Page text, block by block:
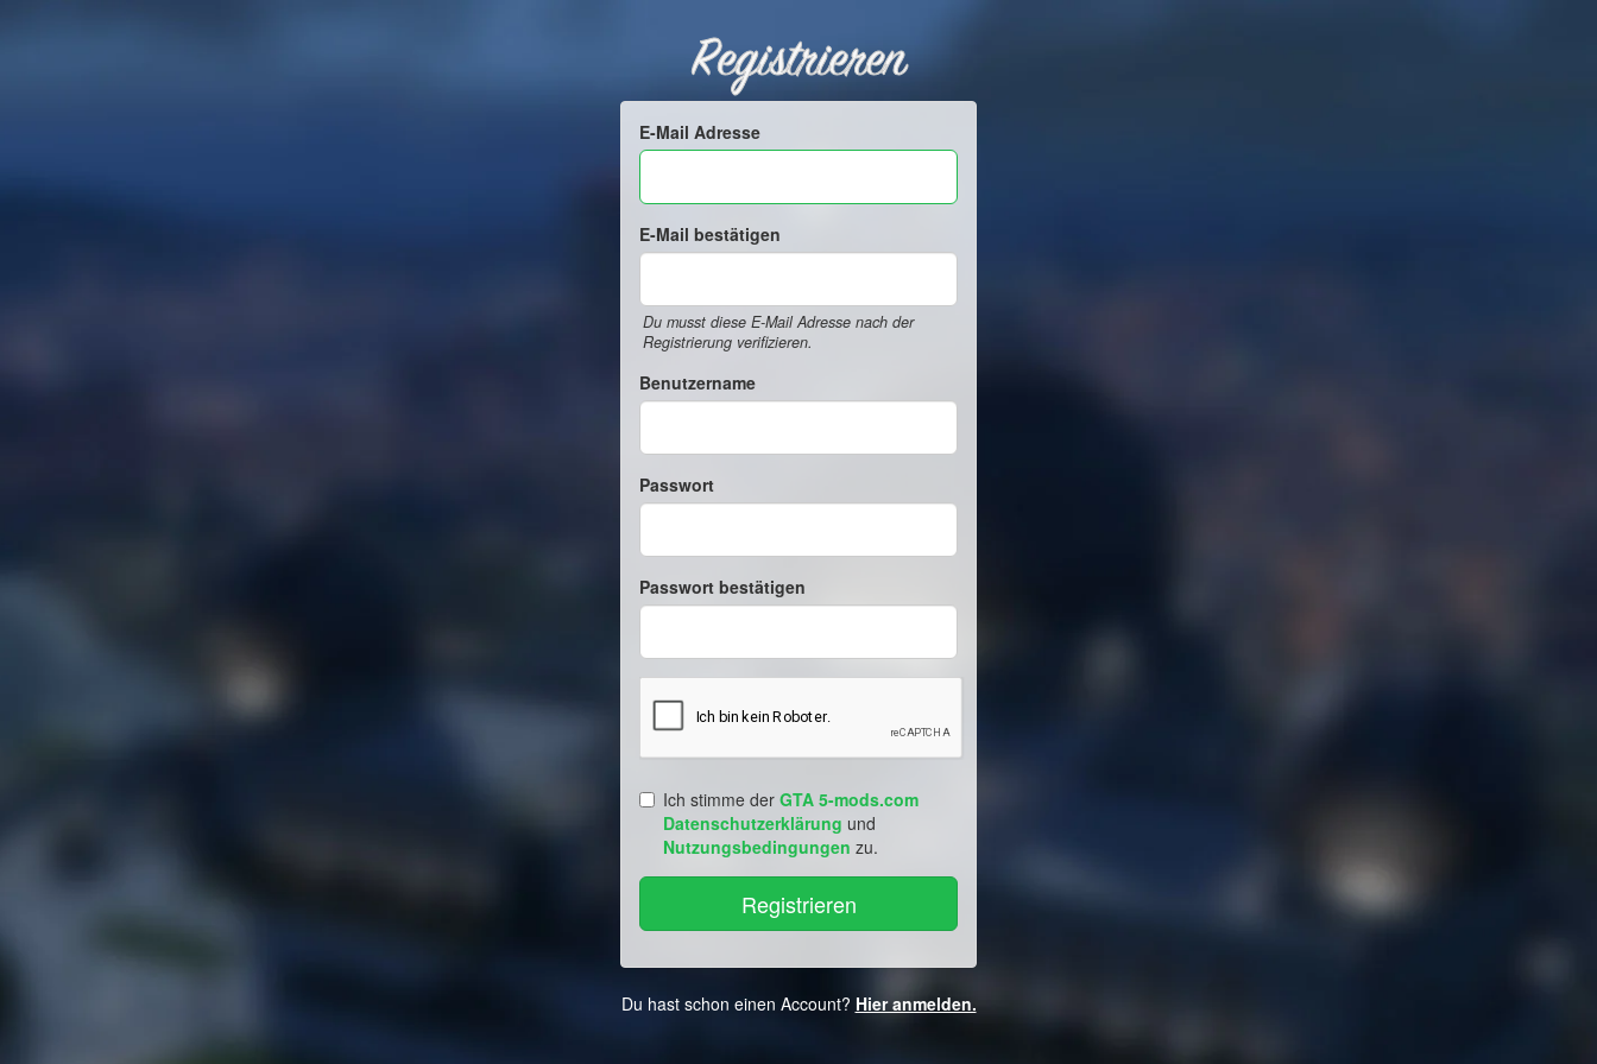
Registrieren
E-Mail Adresse
E-Mail bestätigen
Du musst diese E-Mail Adresse nach der
Registrierung verifizieren.
Benutzername
Passwort
Passwort bestätigen
Ich stimme der GTA 5-mods.com
Datenschutzerklärung und
Nutzungsbedingungen zu.
Du hast schon einen Account? Hier anmelden.